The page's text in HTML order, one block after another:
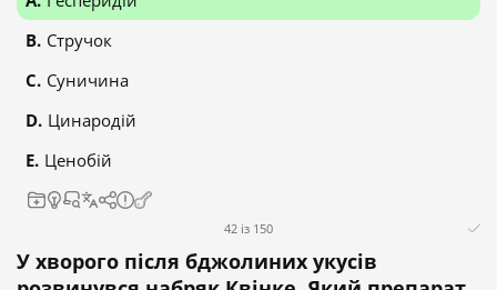
Стручок
Суничина
Цинародій
Ценобій
42 із 150
У хворого після бджолиних укусів